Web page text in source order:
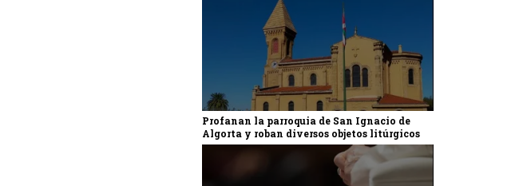
Profanan la parroquia de San Ignacio de
Algorta y roban diversos objetos litúrgicos